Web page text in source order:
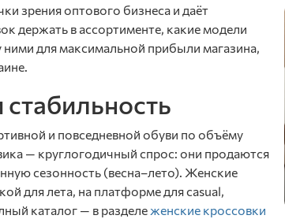
зрения оптового бизнеса и даёт
держать в ассортименте, какие модели
для максимальной прибыли магазина,
и повседневной обуви по объёму
— круглогодичный спрос: они продаются
сезонность (весна–лето). Женские
для лета, на платформе для casual,
каталог — в разделе женские кроссовки